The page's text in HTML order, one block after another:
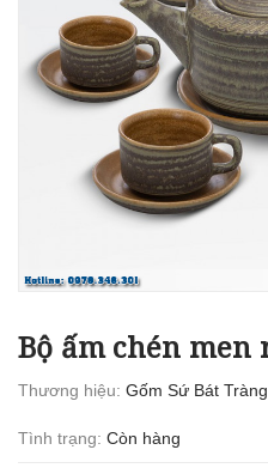
Bộ ấm chén men
Thương hiệu: Gốm Sứ Bát
Tình trạng: Còn hàng